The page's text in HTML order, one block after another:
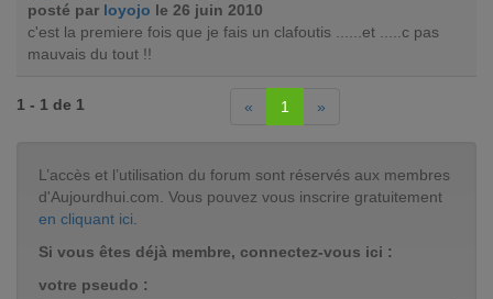
posté par loyojo le 26 juin 2010
c'est la premiere fois que je fais un clafoutis ......et .....c pas
mauvais du tout !!
1 - 1 de 1 « 1 »
L’accès et l’utilisation du forum sont réservés aux membres
d'Aujourdhui.com. Vous pouvez vous inscrire gratuitement
en cliquant ici.
Si vous êtes déjà membre, connectez-vous ici :
votre pseudo :